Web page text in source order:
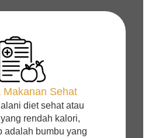
Makanan Sehat
diet sehat atau
rendah kalori,
adalah bumbu yang